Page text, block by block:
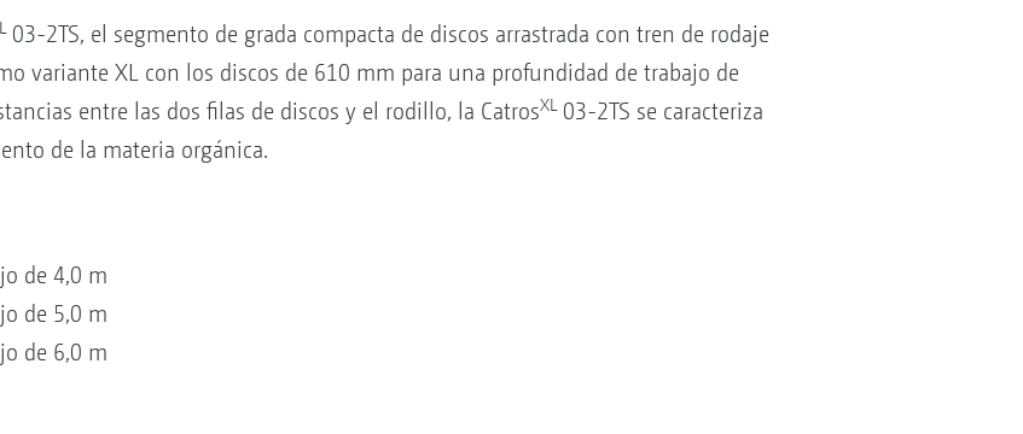
03-2TS, el segmento de grada compacta de discos arrastrada con tren de rodaje
variante XL con los discos de 610 mm para una profundidad de trabajo de
entre las dos filas de discos y el rodillo, la CatrosXL03-2TS se caracteriza
de la materia orgánica.
de 4,0 m
de 5,0 m
de 6,0 m